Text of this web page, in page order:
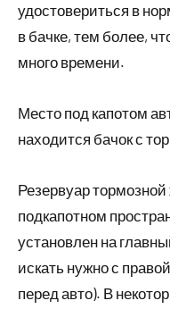
удостовериться в
в бачке, тем более,
много времени.
Место под капотом
находится бачок с
Резервуар
подкапотном
установлен на
искать нужно с
перед авто). В